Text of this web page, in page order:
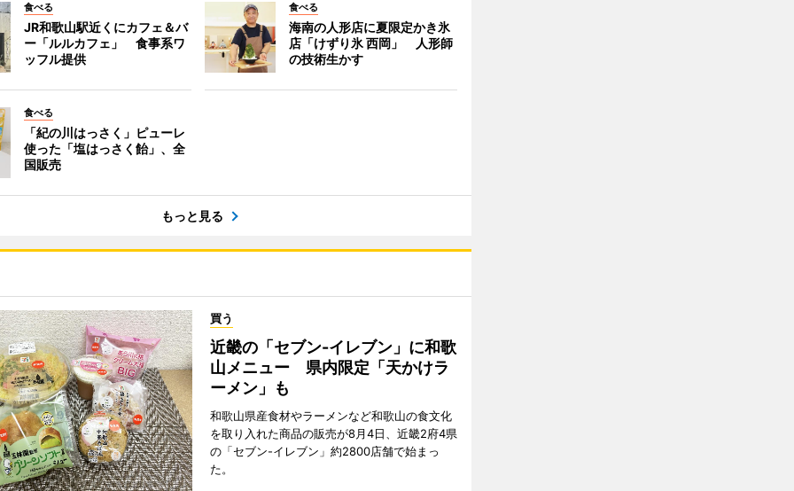
食べる
JR和歌山駅近くにカフェ＆バ
ー「ルルカフェ」 食事系ワ
ッフル提供
食べる
海南の人形店に夏限定かき氷
店「けずり氷 西岡」 人形師
の技術生かす
食べる
「紀の川はっさく」ピューレ
使った「塩はっさく飴」、全
国販売
もっと見る
買う
近畿の「セブン-イレブン」に和歌
山メニュー 県内限定「天かけラ
ーメン」も
和歌山県産食材やラーメンなど和歌山の食文化
を取り入れた商品の販売が8月4日、近畿2府4県
の「セブン-イレブン」約2800店舗で始まっ
た。